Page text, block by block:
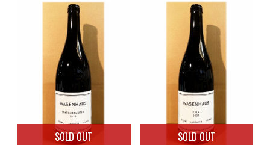
SOLD OUT SOLD OUT